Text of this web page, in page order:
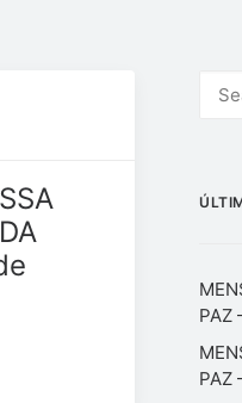
PAZ
PAZ